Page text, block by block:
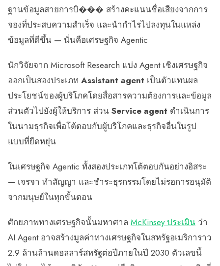
ฐานข้อมูลสายการบิ��� สร้างคะแนนชื่อเสียงจากการ
จองที่ประสบความสำเร็จ และนำกำไรไปลงทุนในแหล่ง
ข้อมูลที่ดีขึ้น — นั่นคือเศรษฐกิจ Agentic
นักวิจัยจาก Microsoft Research แบ่ง Agent เชิงเศรษฐกิจ
ออกเป็นสองประเภท Assistant agent เป็นตัวแทนผล
ประโยชน์ของผู้บริโภคโดยสื่อสารความต้องการและข้อมูล
ส่วนตัวไปยังผู้ให้บริการ ส่วน Service agent ดำเนินการ
ในนามธุรกิจเพื่อโต้ตอบกับผู้บริโภคและธุรกิจอื่นในรูป
แบบที่ยืดหยุ่น
ในเศรษฐกิจ Agentic ทั้งสองประเภทโต้ตอบกันอย่างอิสระ
— เจรจา ทำสัญญา และชำระธุรกรรมโดยไม่รอการอนุมัติ
จากมนุษย์ในทุกขั้นตอน
ศักยภาพทางเศรษฐกิจนั้นมหาศาล McKinsey ประเมิน ว่า
AI Agent อาจสร้างมูลค่าทางเศรษฐกิจในสหรัฐอเมริการาว
2.9 ล้านล้านดอลลาร์สหรัฐต่อปีภายในปี 2030 ตัวเลขนี้